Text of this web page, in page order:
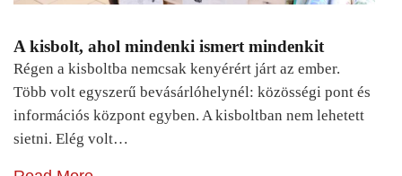
A kisbolt, ahol mindenki ismert mindenkit
Régen a kisboltba nemcsak kenyérért járt az ember.
Több volt egyszerű bevásárlóhelynél: közösségi pont és
információs központ egyben. A kisboltban nem lehetett
sietni. Elég volt…